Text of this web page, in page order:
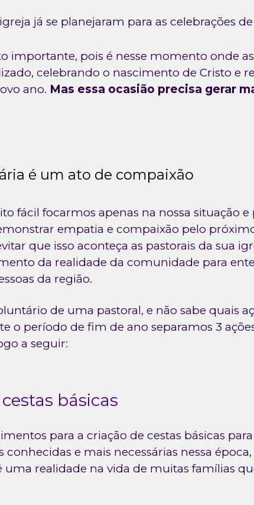
já se planejaram para as celebrações
importante, pois é nesse momento onde
celebrando o nascimento de Cristo e
ano. Mas essa ocasião precisa gerar
é um ato de compaixão
fácil focarmos apenas na nossa situação e
empatia e compaixão pelo
que isso aconteça as pastorais da sua
da realidade da comunidade para
da região.
de uma pastoral, e não sabe quais
o período de fim de ano separamos 3
a seguir:
básicas
para a criação de cestas básicas
conhecidas e mais necessárias nessa
uma realidade na vida de muitas famílias